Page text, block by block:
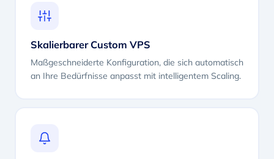
Skalierbarer Custom VPS
Maßgeschneiderte Konfiguration, die sich automatisch
an Ihre Bedürfnisse anpasst mit intelligentem Scaling.